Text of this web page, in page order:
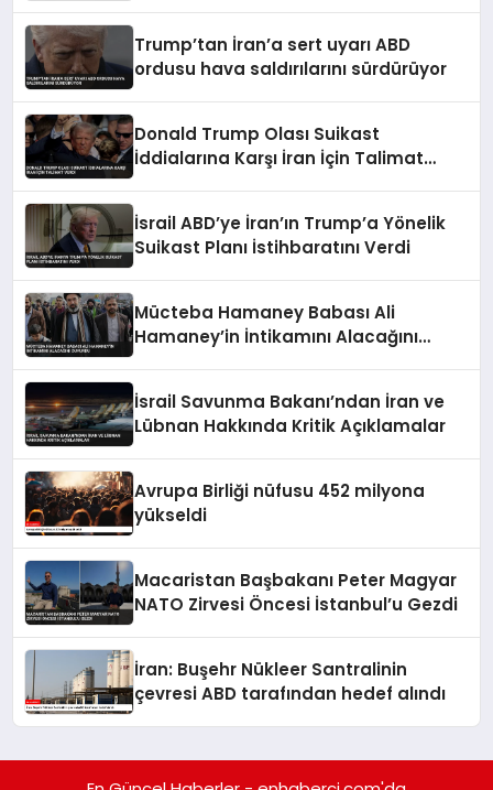
Trump’tan İran’a sert uyarı ABD
ordusu hava saldırılarını sürdürüyor
Donald Trump Olası Suikast
İddialarına Karşı İran İçin Talimat
İsrail ABD’ye İran’ın Trump’a Yönelik
Suikast Planı İstihbaratını Verdi
Mücteba Hamaney Babası Ali
Hamaney’in İntikamını Alacağını
İsrail Savunma Bakanı’ndan İran ve
Lübnan Hakkında Kritik Açıklamalar
Avrupa Birliği nüfusu 452 milyona
yükseldi
Macaristan Başbakanı Peter Magyar
NATO Zirvesi Öncesi İstanbul’u Gezdi
İran: Buşehr Nükleer Santralinin
çevresi ABD tarafından hedef alındı